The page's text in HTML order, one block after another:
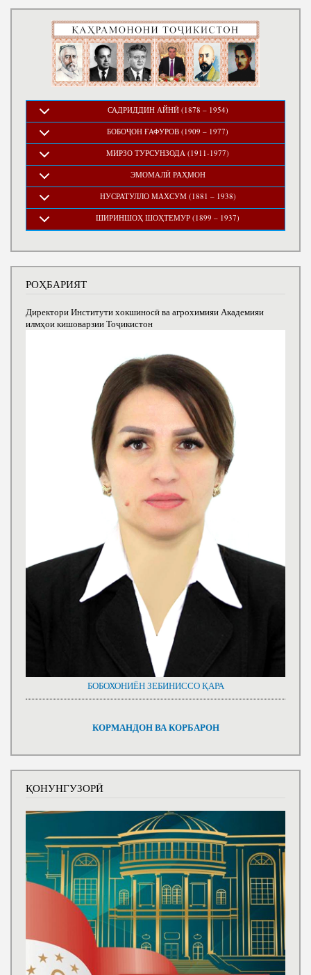
САДРИДДИН АЙНӢ (1878 – 1954)
БОБОҶОН ҒАФУРОВ (1909 – 1977)
МИРЗО ТУРСУНЗОДА (1911-1977)
ЭМОМАЛӢ РАҲМОН
НУСРАТУЛЛО МАХСУМ (1881 – 1938)
ШИРИНШОҲ ШОҲТЕМУР (1899 – 1937)
РОҲБАРИЯТ
Директори Институти хокшиносӣ ва агрохимияи Академияи
илмҳои кишоварзии Тоҷикистон
БОБОХОНИЁН ЗЕБИНИССО ҚАРА
КОРМАНДОН ВА КОРБАРОН
ҚОНУНГУЗОРӢ